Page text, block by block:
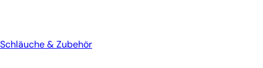
Schläuche & Zubehör